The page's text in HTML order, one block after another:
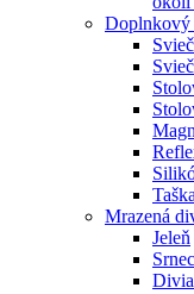
Doplnkový
Taška
Mrazená
Jeleň
Srnec